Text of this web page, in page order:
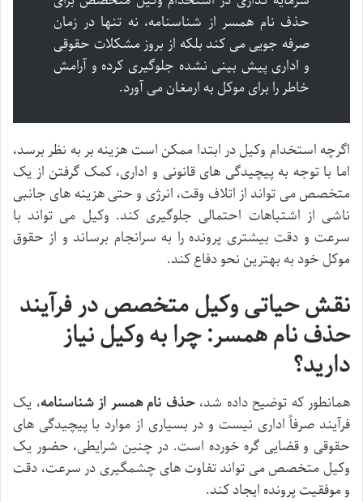
حذف نام همسر از شناسنامه، نه تنها در زمان
صرفه جویی می کند بلکه از بروز مشکلات حقوقی
و اداری پیش بینی نشده جلوگیری کرده و آرامش
خاطر را برای موکل به ارمغان می آورد.
اگرچه استخدام وکیل در ابتدا ممکن است هزینه بر به نظر برسد،
اما با توجه به پیچیدگی های قانونی و اداری، کمک گرفتن از یک
متخصص می تواند از اتلاف وقت، انرژی و حتی هزینه های جانبی
ناشی از اشتباهات احتمالی جلوگیری کند. وکیل می تواند با
سرعت و دقت بیشتری پرونده را به سرانجام برساند و از حقوق
موکل خود به بهترین نحو دفاع کند.
نقش حیاتی وکیل متخصص در فرآیند
حذف نام همسر: چرا به وکیل نیاز
دارید؟
همانطور که توضیح داده شد،حذف نام همسر از شناسنامه، یک
فرآیند صرفاً اداری نیست و در بسیاری از موارد با پیچیدگی های
حقوقی و قضایی گره خورده است. در چنین شرایطی، حضور یک
وکیل متخصص می تواند تفاوت های چشمگیری در سرعت، دقت
و موفقیت پرونده ایجاد کند.